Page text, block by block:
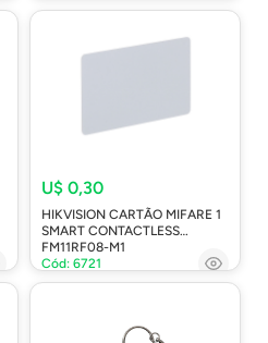
U$ 0,30
HIKVISION CARTÃO MIFARE 1
SMART CONTACTLESS
FM11RF08-M1
Cód: 6721